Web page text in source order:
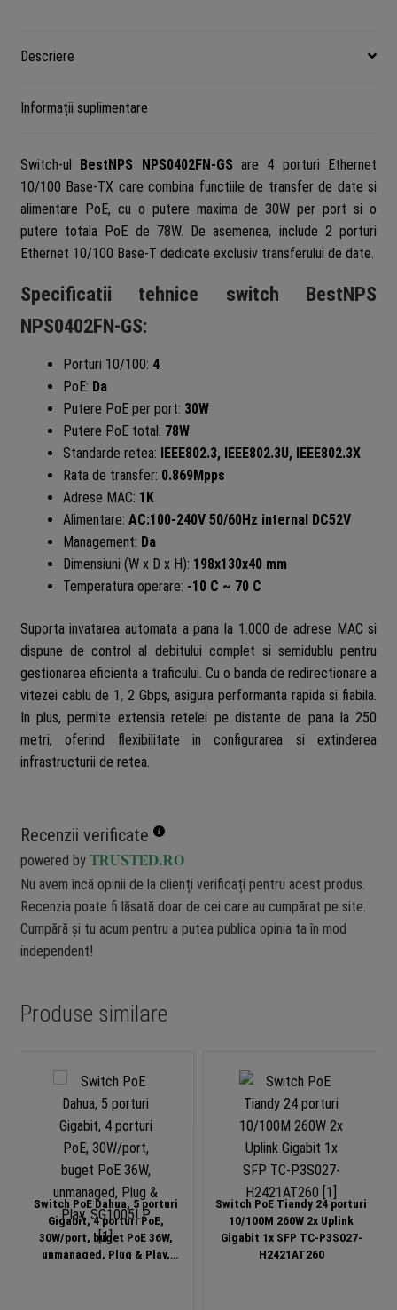
Descriere
Informații suplimentare
Switch-ul BestNPS NPS0402FN-GS are 4 porturi Ethernet
10/100 Base-TX care combina functiile de transfer de date si
alimentare PoE, cu o putere maxima de 30W per port si o
putere totala PoE de 78W. De asemenea, include 2 porturi
Ethernet 10/100 Base-T dedicate exclusiv transferului de date.
Specificatii tehnice switch BestNPS
NPS0402FN-GS:
Porturi 10/100: 4
PoE: Da
Putere PoE per port: 30W
Putere PoE total: 78W
Standarde retea: IEEE802.3, IEEE802.3U, IEEE802.3X
Rata de transfer: 0.869Mpps
Adrese MAC: 1K
Alimentare: AC:100-240V 50/60Hz internal DC52V
Management: Da
Dimensiuni (W x D x H): 198x130x40 mm
Temperatura operare: -10 C ~ 70 C
Suporta invatarea automata a pana la 1.000 de adrese MAC si
dispune de control al debitului complet si semidublu pentru
gestionarea eficienta a traficului. Cu o banda de redirectionare a
vitezei cablu de 1, 2 Gbps, asigura performanta rapida si fiabila.
In plus, permite extensia retelei pe distante de pana la 250
metri, oferind flexibilitate in configurarea si extinderea
infrastructurii de retea.
Recenzii verificate
powered by TRUSTED.RO
Nu avem încă opinii de la clienți verificați pentru acest produs.
Recenzia poate fi lăsată doar de cei care au cumpărat pe site.
Cumpără și tu acum pentru a putea publica opinia ta în mod
independent!
Produse similare
Switch PoE Dahua, 5 porturi
Gigabit, 4 porturi PoE,
30W/port, buget PoE 36W,
unmanaged, Plug & Play,
Switch PoE Tiandy 24 porturi
10/100M 260W 2x Uplink
Gigabit 1x SFP TC-P3S027-
H2421AT260